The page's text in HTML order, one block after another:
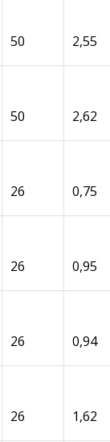
50 2,55
50 2,62
26 0,75
26 0,95
26 0,94
26 1,62